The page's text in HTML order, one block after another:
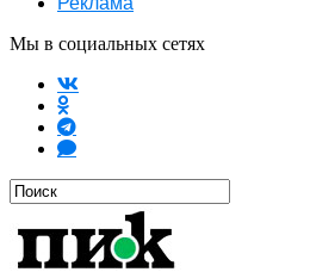
Мы в социальных сетях